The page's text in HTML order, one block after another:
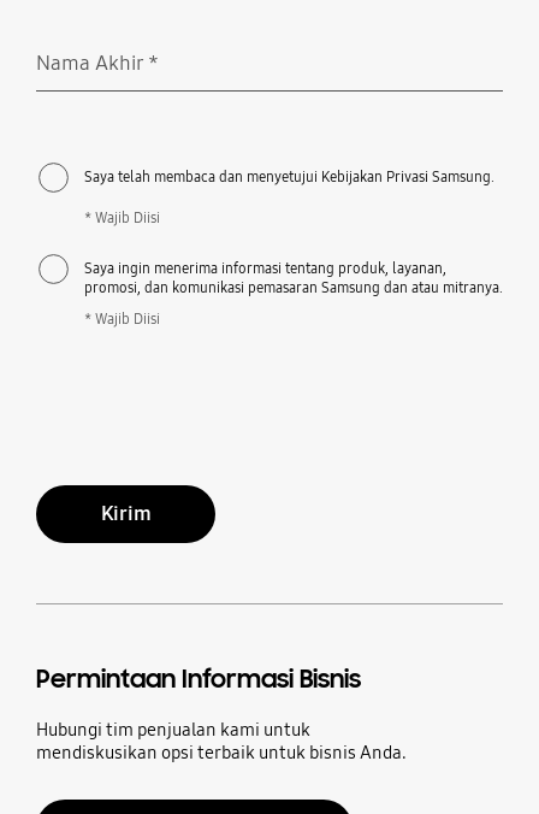
Nama Akhir *
Saya telah membaca dan menyetujui Kebijakan Privasi Samsung.
* Wajib Diisi
Saya ingin menerima informasi tentang produk, layanan,
promosi, dan komunikasi pemasaran Samsung dan atau mitranya.
* Wajib Diisi
Kirim
Permintaan Informasi Bisnis
Hubungi tim penjualan kami untuk
mendiskusikan opsi terbaik untuk bisnis Anda.